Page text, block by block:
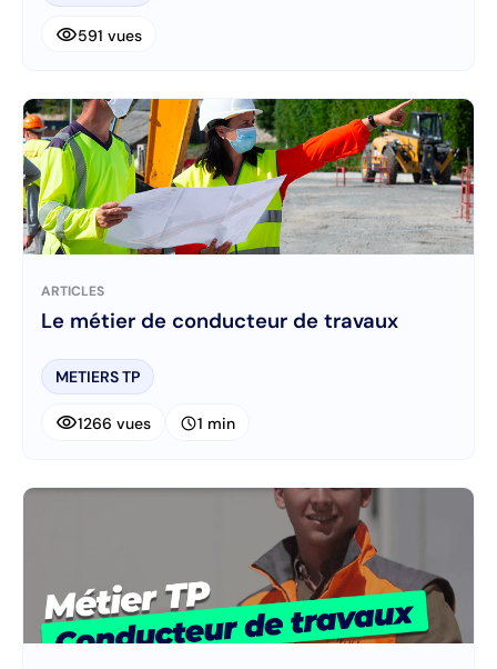
visibility591 vues
ARTICLES
Le métier de conducteur de travaux
METIERS TP
visibility1266 vues schedule1 min